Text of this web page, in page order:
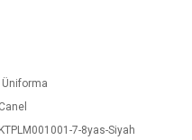
Üniforma
7-8yas-Siyah